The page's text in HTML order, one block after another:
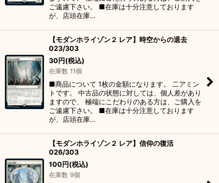
ご遠慮下さい。 ■在庫は十分注意しております
が、店頭在庫…
【モダンホライゾン２ レア】時空からの退去
023/303
30円(税込)
在庫数 11個
■商品について 1枚の金額になります。 二アミン
トです。 中古品の状態に対しては、個人差があり
ますので、 極端にこだわりのある方は、ご購入を
ご遠慮下さい。 ■在庫は十分注意しております
が、店頭在庫…
【モダンホライゾン２ レア】信仰の復活
026/303
100円(税込)
在庫数 9個